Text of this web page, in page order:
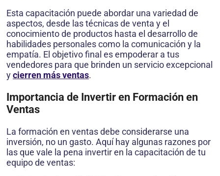
Esta capacitación puede abordar una variedad de
aspectos, desde las técnicas de venta y el
conocimiento de productos hasta el desarrollo de
habilidades personales como la comunicación y la
empatía. El objetivo final es empoderar a tus
vendedores para que brinden un servicio excepcional
ycierren más ventas.
Importancia de Invertir en Formación en
Ventas
La formación en ventas debe considerarse una
inversión, no un gasto. Aquí hay algunas razones por
las que vale la pena invertir en la capacitación de tu
equipo de ventas: